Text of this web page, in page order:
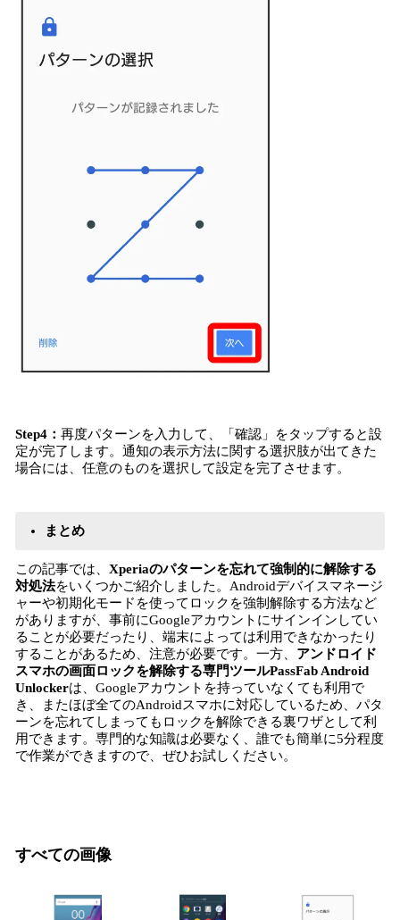
Step4： 再度パターンを入力して、「確認」をタップすると設
定が完了します。通知の表示方法に関する選択肢が出てきた
場合には、任意のものを選択して設定を完了させます。
まとめ
この記事では、 Xperiaのパターンを忘れて強制的に解除する
対処法をいくつかご紹介しました。Androidデバイスマネージ
ャーや初期化モードを使ってロックを強制解除する方法など
がありますが、事前にGoogleアカウントにサインインしてい
ることが必要だったり、端末によっては利用できなかったり
することがあるため、注意が必要です。一方、 アンドロイド
スマホの画面ロックを解除する専門ツールPassFab Android
Unlockerは、Googleアカウントを持っていなくても利用で
き、またほぼ全てのAndroidスマホに対応しているため、パタ
ーンを忘れてしまってもロックを解除できる裏ワザとして利
用できます。専門的な知識は必要なく、誰でも簡単に5分程度
で作業ができますので、ぜひお試しください。
すべての画像